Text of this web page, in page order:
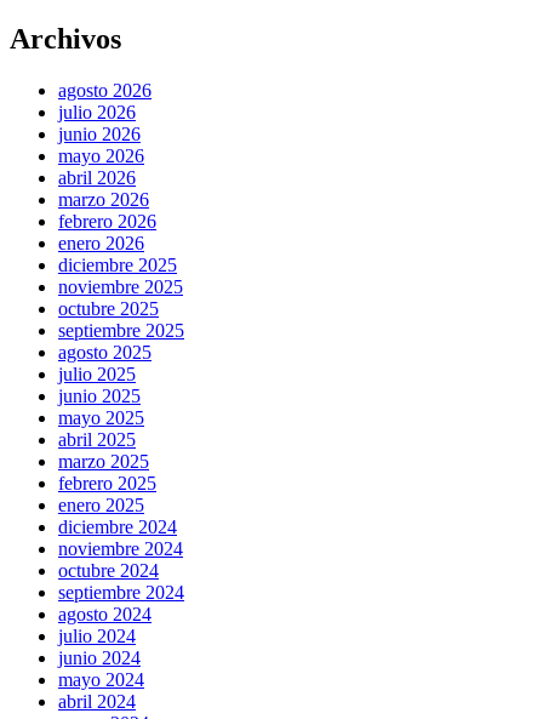
Archivos
agosto 2026
julio 2026
junio 2026
mayo 2026
abril 2026
marzo 2026
febrero 2026
enero 2026
diciembre 2025
noviembre 2025
octubre 2025
septiembre 2025
agosto 2025
julio 2025
junio 2025
mayo 2025
abril 2025
marzo 2025
febrero 2025
enero 2025
diciembre 2024
noviembre 2024
octubre 2024
septiembre 2024
agosto 2024
julio 2024
junio 2024
mayo 2024
abril 2024